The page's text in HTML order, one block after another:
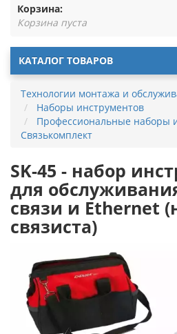
Корзина:
Корзина пуста
КАТАЛОГ ТОВАРОВ
Технологии монтажа и
Наборы инструментов
Профессиональные наборы
Связькомплект
SK-45 - набор
для
связи и Ethernet
связиста)